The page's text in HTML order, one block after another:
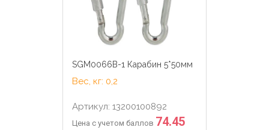
SGM0066B-1 Карабин 5*50мм
Вес, кг: 0,2
Артикул: 13200100892
Цена с учетом баллов 74.45